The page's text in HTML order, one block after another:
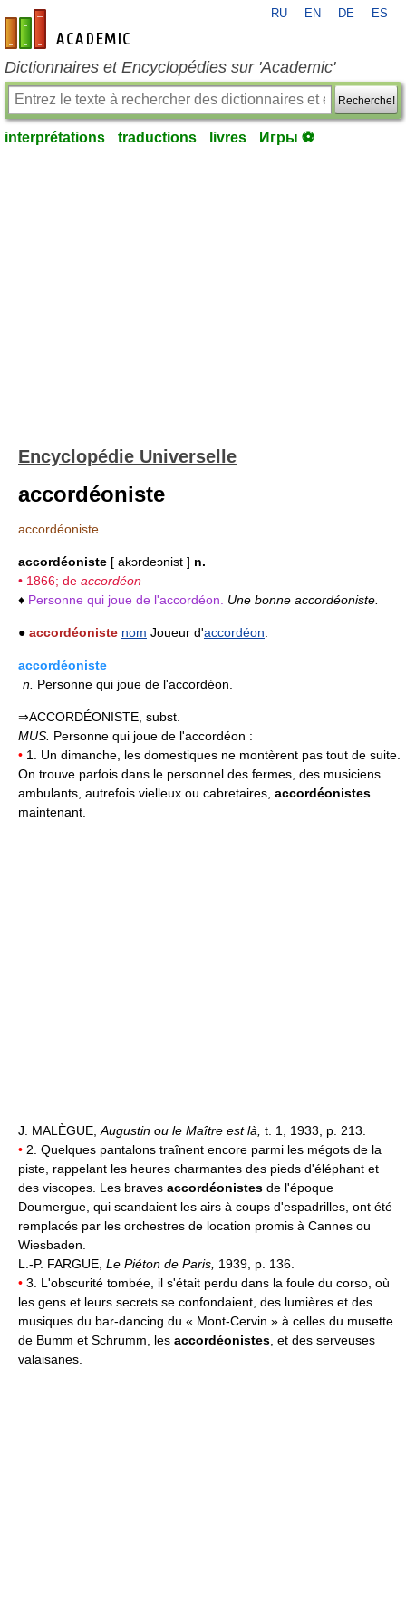
fr-academic.com
RU EN DE ES
Dictionnaires et Encyclopédies sur 'Academic'
Recherche!
interprétations traductions livres Игры ⚽
Encyclopédie Universelle
accordéoniste
accordéoniste
accordéoniste [ akɔrdeɔnist ] n.
• 1866; de accordéon
♦ Personne qui joue de l'accordéon. Une bonne accordéoniste.
● accordéoniste nom Joueur d'accordéon
accordéoniste
n. Personne qui joue de l'accordéon.
⇒ACCORDÉONISTE, subst.
MUS. Personne qui joue de l'accordéon :
• 1. Un dimanche, les domestiques ne montèrent pas tout de suite.
On trouve parfois dans le personnel des fermes, des musiciens
ambulants, autrefois vielleux ou cabretaires, accordéonistes
maintenant.
J. MALÈGUE, Augustin ou le Maître est là, t. 1, 1933, p. 213.
• 2. Quelques pantalons traînent encore parmi les mégots de la
piste, rappelant les heures charmantes des pieds d'éléphant et
des viscopes. Les braves accordéonistes de l'époque
Doumergue, qui scandaient les airs à coups d'espadrilles, ont été
remplacés par les orchestres de location promis à Cannes ou
Wiesbaden.
L.-P. FARGUE, Le Piéton de Paris, 1939, p. 136.
• 3. L'obscurité tombée, il s'était perdu dans la foule du corso, où
les gens et leurs secrets se confondaient, des lumières et des
musiques du bar-dancing du « Mont-Cervin » à celles du musette
de Bumm et Schrumm, les accordéonistes , et des serveuses
valaisanes.